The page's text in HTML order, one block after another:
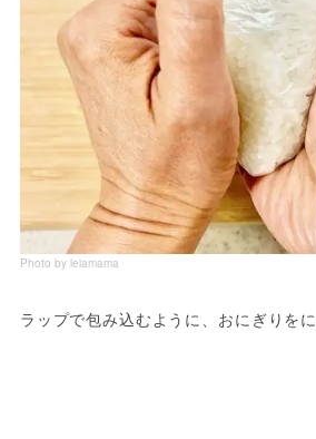
Photo by leiamama
ラップで包み込むように、おにぎりをに